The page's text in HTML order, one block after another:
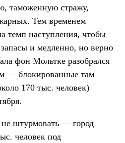
таможенную стражу,
Тем временем
темп наступления, чтобы
и медленно, но верно
фон Мольтке разобрался
— блокированные там
170 тыс. человек)
штурмовать — город
человек под